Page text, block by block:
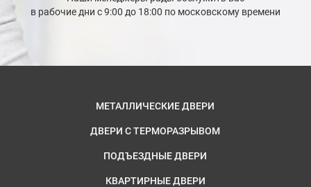
в рабочие дни с 9:00 до 18:00 по московскому времени
МЕТАЛЛИЧЕСКИЕ ДВЕРИ
ДВЕРИ С ТЕРМОРАЗРЫВОМ
ПОДЪЕЗДНЫЕ ДВЕРИ
КВАРТИРНЫЕ ДВЕРИ